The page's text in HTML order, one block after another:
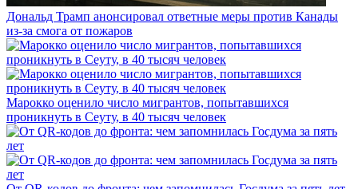
Дональд Трамп анонсировал ответные меры против Канады
из-за смога от пожаров
Марокко оценило число мигрантов, попытавшихся
проникнуть в Сеуту, в 40 тысяч человек